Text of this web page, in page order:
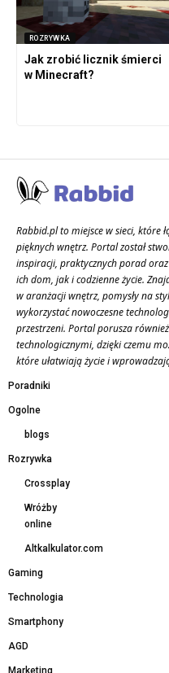
ROZRYWKA
Jak zrobić licznik śmierci
w Minecraft?
Rabbid.pl to miejsce w sieci, które
pięknych wnętrz. Portal został
inspiracji, praktycznych porad
ich dom, jak i codzienne życie.
w aranżacji wnętrz, pomysły na
wykorzystać nowoczesne
przestrzeni. Portal porusza
technologicznymi, dzięki czemu
które ułatwiają życie i
Poradniki
Ogolne
blogs
Rozrywka
Crossplay
Wróżby
online
Altkalkulator.com
Gaming
Technologia
Smartphony
AGD
Marketing